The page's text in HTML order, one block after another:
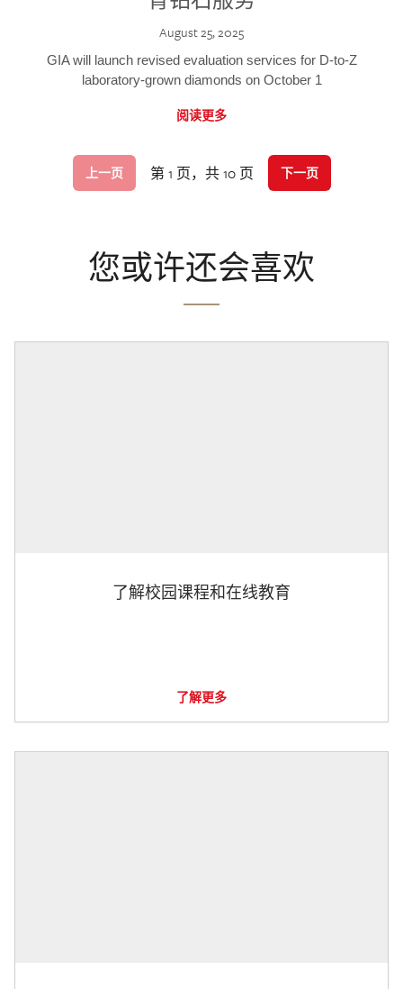
August 25, 2025
GIA will launch revised evaluation services for D-to-Z
laboratory-grown diamonds on October 1
阅读更多
上一页 第 1 页，共 10 页 下一页
您或许还会喜欢
了解校园课程和在线教育
了解更多